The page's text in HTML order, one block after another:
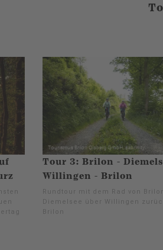
Tour 3: Brilon -
Willingen - Brilon
Rundtour mit dem Rad von
Diemelsee über Willingen
Brilon